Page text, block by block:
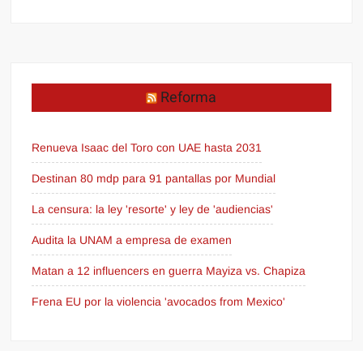
Reforma
Renueva Isaac del Toro con UAE hasta 2031
Destinan 80 mdp para 91 pantallas por Mundial
La censura: la ley 'resorte' y ley de 'audiencias'
Audita la UNAM a empresa de examen
Matan a 12 influencers en guerra Mayiza vs. Chapiza
Frena EU por la violencia 'avocados from Mexico'